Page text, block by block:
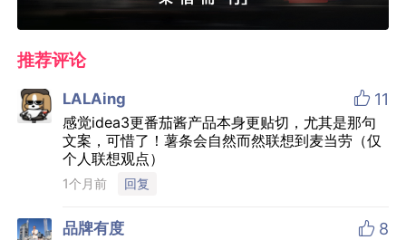
推荐评论
LALAing  11
感觉idea3更番茄酱产品本身更贴切，尤其是那句
文案，可惜了！薯条会自然而然联想到麦当劳（仅
个人联想观点）
1个月前 回复
品牌有度  8